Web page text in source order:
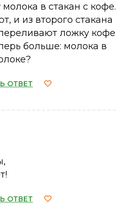
в стакан с кофе.
и из второго стакана
ложку кофе
больше: молока в
ОТВЕТ
ОТВЕТ